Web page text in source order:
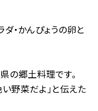
・かんぴょうの卵と
の郷土料理です。
野菜だよ」と伝えた